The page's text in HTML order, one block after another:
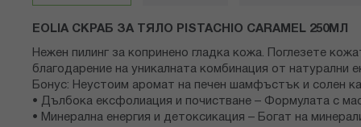
EOLIA СКРАБ ЗА ТЯЛО PISTACHIO CARAMEL 250МЛ
Нежен пилинг за копринено гладка кожа. Поглезете
благодарение на уникалната комбинация от натурални
Бонус: Неустоим аромат на печен шамфъстък и солен
• Дълбока ексфолиация и почистване – Формулата с
• Минерална енергия и детоксикация – Богат на